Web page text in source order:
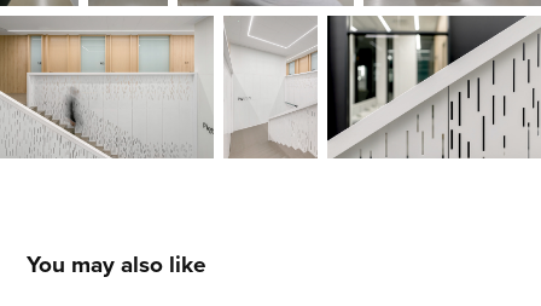
You may also like